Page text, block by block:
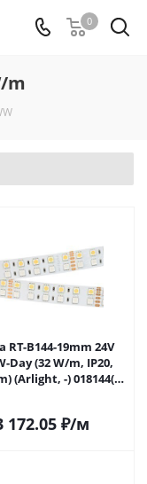
0
m
RT-B144-19mm 24V
Day (32 W/m, IP20,
(Arlight, -) 018144(2)
172.05₽/м